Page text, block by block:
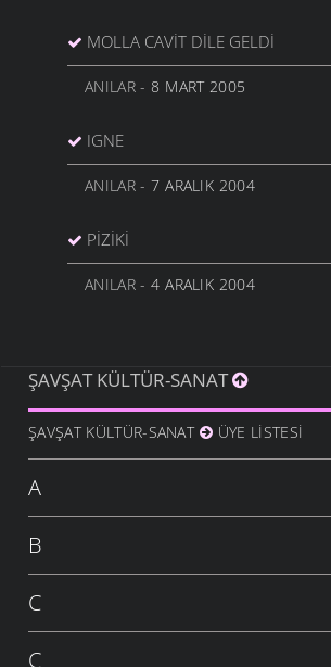
MOLLA CAVİT DİLE GELDİ
ANILAR- 8 MART 2005
IGNE
ANILAR- 7 ARALIK 2004
PIZIKI
ANILAR- 4 ARALIK 2004
ŞAVŞAT KÜLTÜR-SANAT
ŞAVŞAT KÜLTÜR-SANAT ÜYE LISTESI
A
B
C
Ç